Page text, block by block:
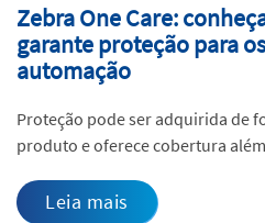
Zebra One Care:
garante proteção para
automação
Proteção pode ser adquirida de
produto e oferece cobertura
Leia mais